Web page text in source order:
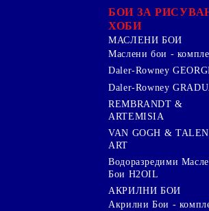
БОИ ЗА
ХОБИ
МАСЛЕНИ БОИ
Маслени бои -
Daler-Rowney
Daler-Rowney
REMBRANDT &
ARTEMISIA
VAN GOGH &
ART
Водоразредими
Бои H2OIL
АКРИЛНИ БОИ
Акрилни Бои -